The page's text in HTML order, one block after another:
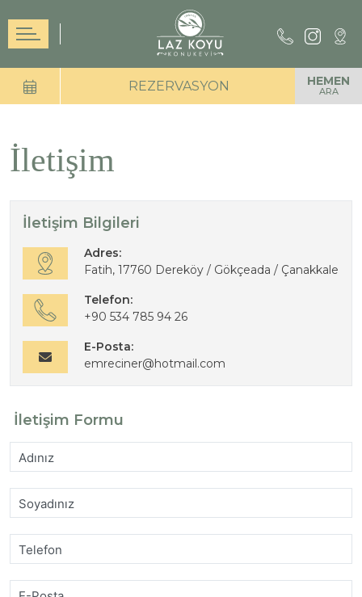
REZERVASYON HEMEN
ARA
İletişim
İletişim Bilgileri
Adres:
Fatih, 17760 Dereköy / Gökçeada / Çanakkale
Telefon:
+90 534 785 94 26
E-Posta:
emreciner@hotmail.com
İletişim Formu